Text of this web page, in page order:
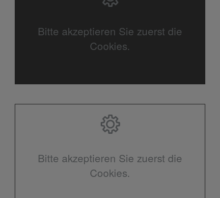
Bitte akzeptieren Sie zuerst die
Cookies.
Bitte akzeptieren Sie zuerst die
Cookies.